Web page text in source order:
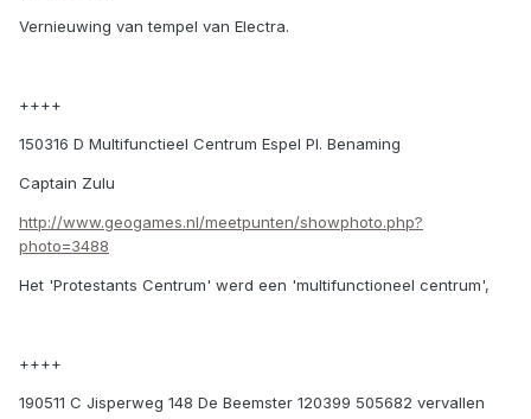
Vernieuwing van tempel van Electra.
++++
150316 D Multifunctieel Centrum Espel Pl. Benaming
Captain Zulu
http://www.geogames.nl/meetpunten/showphoto.php?
photo=3488
Het 'Protestants Centrum' werd een 'multifunctioneel centrum',
++++
190511 C Jisperweg 148 De Beemster 120399 505682 vervallen